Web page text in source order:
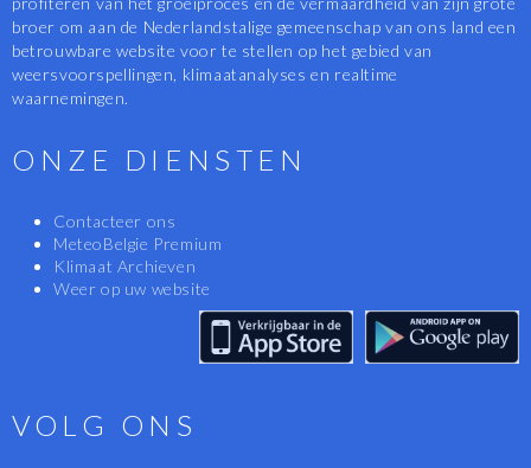
broer om aan de Nederlandstalige gemeenschap van ons land een
betrouwbare website voor te stellen op het gebied van
weersvoorspellingen, klimaatanalyses en realtime
waarnemingen.
ONZE DIENSTEN
Contacteer ons
MeteoBelgie Premium
Klimaat Archieven
Weer op uw website
VOLG ONS